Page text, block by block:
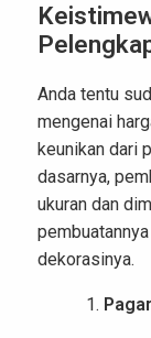
Anda tentu
mengenai
keunikan dari
dasarnya,
ukuran dan
dekorasinya.